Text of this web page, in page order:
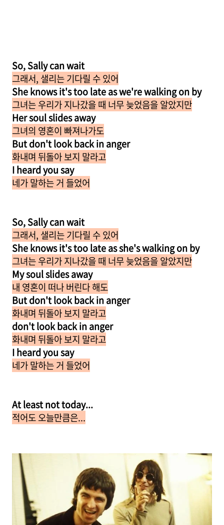
So, Sally can wait
그래서, 샐리는 기다릴 수 있어
She knows it's too late as we're walking on by
그녀는 우리가 지나갔을 때 너무 늦었음을 알았지만
Her soul slides away
그녀의 영혼이 빠져나가도
But don't look back in anger
화내며 뒤돌아 보지 말라고
I heard you say
네가 말하는 거 들었어
So, Sally can wait
그래서, 샐리는 기다릴 수 있어
She knows it's too late as she's walking on by
그녀는 우리가 지나갔을 때 너무 늦었음을 알았지만
My soul slides away
내 영혼이 떠나 버린다 해도
But don't look back in anger
화내며 뒤돌아 보지 말라고
don't look back in anger
화내며 뒤돌아 보지 말라고
I heard you say
네가 말하는 거 들었어
At least not today...
적어도 오늘만큼은...